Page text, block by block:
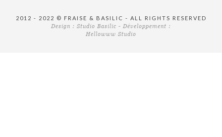
2012 - 2022 © FRAISE & BASILIC - ALL RIGHTS RESERVED
Design : Studio Basilic - Développement :
Hellowww Studio